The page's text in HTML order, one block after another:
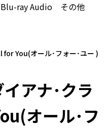
Blu-ray Audio その他
You(オール･フォー･ユー )
アナ･クラ
オール･フ